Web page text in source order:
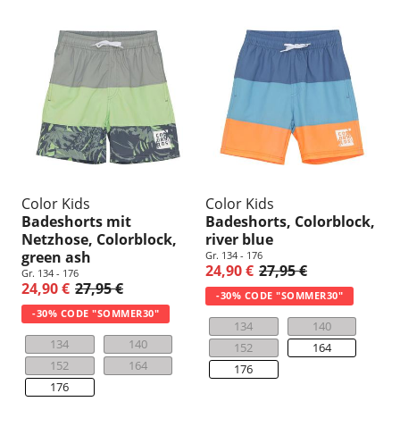
Color Kids
Badeshorts mit
Netzhose, Colorblock,
green ash
Gr. 134 - 176
24,90 € 27,95 €
-30% CODE "SOMMER30"
134
140
152
164
176
Color Kids
Badeshorts, Colorblock,
river blue
Gr. 134 - 176
24,90 € 27,95 €
-30% CODE "SOMMER30"
134
140
152
164
176